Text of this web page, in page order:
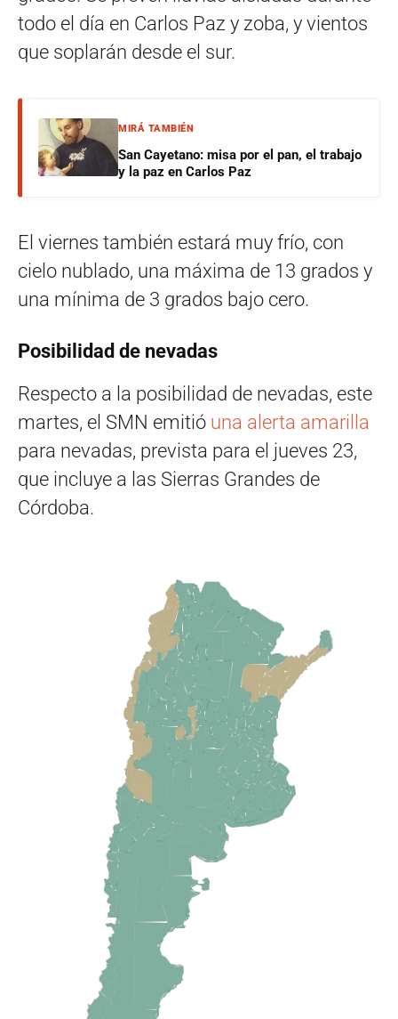
todo el día en Carlos Paz y zoba, y vientos
que soplarán desde el sur.
MIRÁ TAMBIÉN
San Cayetano: misa por el pan, el trabajo
y la paz en Carlos Paz
El viernes también estará muy frío, con
cielo nublado, una máxima de 13 grados y
una mínima de 3 grados bajo cero.
Posibilidad de nevadas
Respecto a la posibilidad de nevadas, este
martes, el SMN emitió una alerta amarilla
para nevadas, prevista para el jueves 23,
que incluye a las Sierras Grandes de
Córdoba.